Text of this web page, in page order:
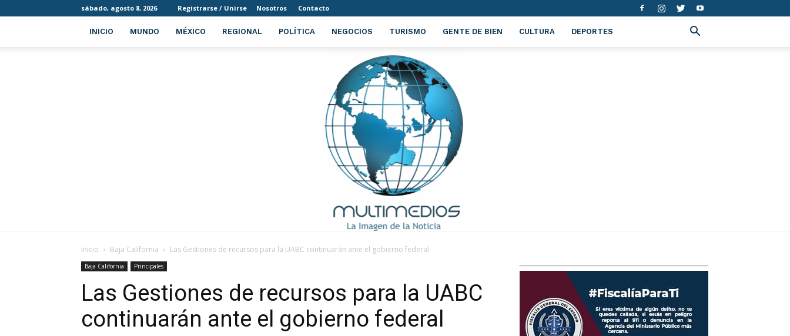
sábado, agosto 8, 2026 Registrarse / Unirse Nosotros Contacto
INICIO MUNDO MÉXICO REGIONAL POLÍTICA NEGOCIOS TURISMO GENTE DE BIEN CULTURA DEPORTES
Inicio Baja California Las Gestiones de recursos para la UABC continuarán ante el gobierno federal
Baja California Principales
Las Gestiones de recursos para la UABC
continuarán ante el gobierno federal